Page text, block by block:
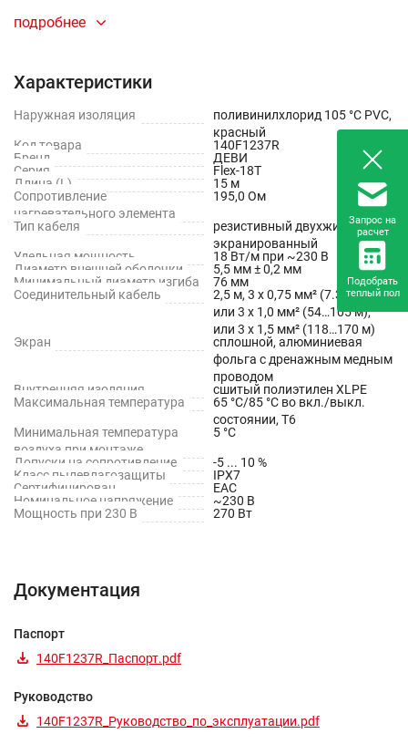
Защита от обледенения открытых площадок
растений.
Промышленное и технологическое применение:
Защита грунта от промерзания.
Обогрев металлических трубопроводов и резервуаров
для предотвращения замерзания жидкости или
поддержания необходимой технологической
температуры.
подробнее
Характеристики
Наружная изоляция
поливинилхлорид 105 °С PVC,
красный
Код товара
140F1237R
Бренд
ДЕВИ
Серия
Flex-18T
Длина (L)
15 м
Сопротивление
нагревательного элемента
195,0 Ом
Тип кабеля
резистивный двухжильный
экранированный
Удельная мощность
18 Вт/м при ~230 В
Диаметр внешней оболочки
5,5 мм ± 0,2 мм
Минимальный диаметр изгиба
76 мм
Соединительный кабель
2,5 м, 3 х 0,75 мм² (7.3…52 м),
или 3 х 1,0 мм² (54…105 м),
или 3 х 1,5 мм² (118…170 м)
Экран
сплошной, алюминиевая
фольга с дренажным медным
проводом
Внутренняя изоляция
сшитый полиэтилен XLPE
Максимальная температура
65 °С/85 °С во вкл./выкл.
состоянии, T6
Минимальная температура
воздуха при монтаже
5 °С
Допуски на сопротивление
-5 ... 10 %
Класс пылевлагозащиты
IPX7
Сертифицирован
EAC
Номинальное напряжение
~230 В
Мощность при 230 В
270 Вт
Документация
Паспорт
140F1237R_Паспорт.pdf
Руководство
140F1237R_Руководство_по_эксплуатации.pdf
Запрос на
расчет
Подобрать
теплый пол